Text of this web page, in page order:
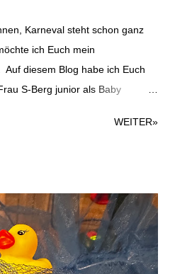
Karneval steht schon ganz
ich Euch mein
diesem Blog habe ich Euch
S-Berg junior als Baby
für ein Last-Minute-
mit den Materialien für das
noch Beiwerke wie
Für das Glücksbärchi-
Kreis aus dem Fleecestoff
WEITER»